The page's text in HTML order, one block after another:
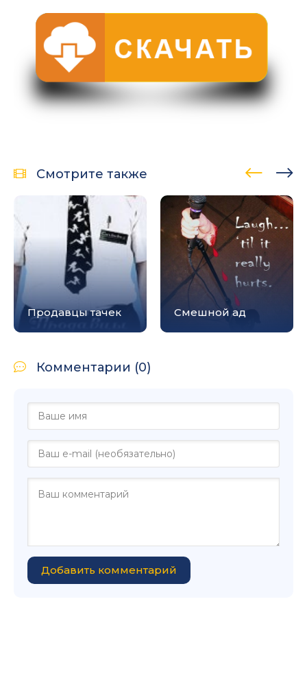
Смотрите также
Продавцы тачек Смешной ад
Комментарии (0)
Добавить комментарий